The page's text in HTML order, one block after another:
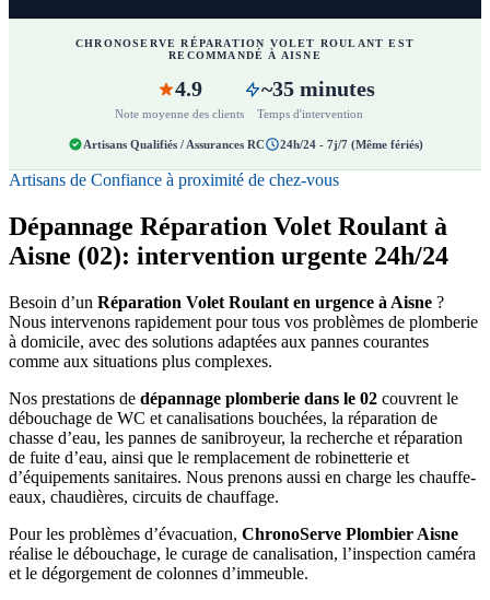
CHRONOSERVE RÉPARATION VOLET ROULANT EST
RECOMMANDÉ À AISNE
4.9
Note moyenne des clients
~35 minutes
Temps d'intervention
Artisans Qualifiés / Assurances RC 24h/24 - 7j/7 (Même fériés)
Artisans de Confiance à proximité de chez-vous
Dépannage Réparation Volet Roulant à
Aisne (02): intervention urgente 24h/24
Besoin d’un Réparation Volet Roulant en urgence à Aisne ?
Nous intervenons rapidement pour tous vos problèmes de plomberie
à domicile, avec des solutions adaptées aux pannes courantes
comme aux situations plus complexes.
Nos prestations de dépannage plomberie dans le 02 couvrent le
débouchage de WC et canalisations bouchées, la réparation de
chasse d’eau, les pannes de sanibroyeur, la recherche et réparation
de fuite d’eau, ainsi que le remplacement de robinetterie et
d’équipements sanitaires. Nous prenons aussi en charge les chauffe-
eaux, chaudières, circuits de chauffage.
Pour les problèmes d’évacuation, ChronoServe Plombier Aisne
réalise le débouchage, le curage de canalisation, l’inspection caméra
et le dégorgement de colonnes d’immeuble.